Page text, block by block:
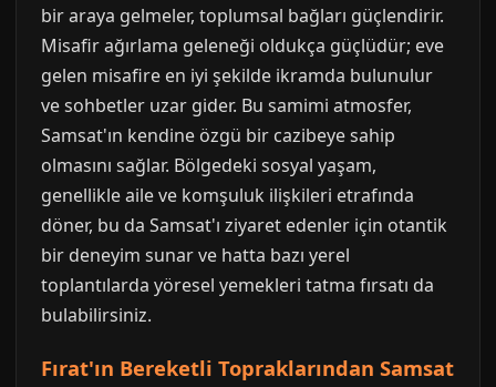
bir araya gelmeler, toplumsal bağları güçlendirir.
Misafir ağırlama geleneği oldukça güçlüdür; eve
gelen misafire en iyi şekilde ikramda bulunulur
ve sohbetler uzar gider. Bu samimi atmosfer,
Samsat'ın kendine özgü bir cazibeye sahip
olmasını sağlar. Bölgedeki sosyal yaşam,
genellikle aile ve komşuluk ilişkileri etrafında
döner, bu da Samsat'ı ziyaret edenler için otantik
bir deneyim sunar ve hatta bazı yerel
toplantılarda yöresel yemekleri tatma fırsatı da
bulabilirsiniz.
Fırat'ın Bereketli Topraklarından Samsat